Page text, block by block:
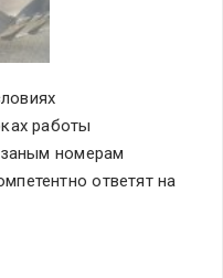
работы
номерам
ответят на